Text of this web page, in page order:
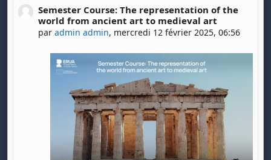
Semester Course: The representation of the
world from ancient art to medieval art
paradmin admin, mercredi 12 février 2025, 06:56
Nombre de réponses : 0